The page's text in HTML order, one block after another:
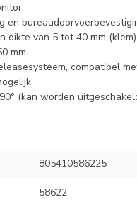
en
dikte van 5 tot 40 mm
mm
compatibel
(kan worden
805410586225
58622